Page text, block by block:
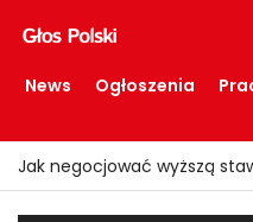
News Ogłoszenia